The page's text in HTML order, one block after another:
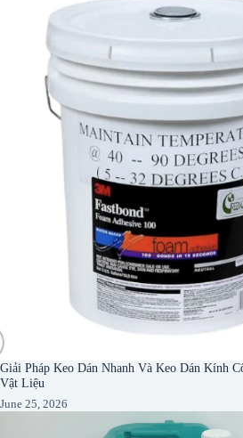
Giải Pháp Keo Dán Nhanh Và Keo Dán Kính
Vật Liệu
June 25, 2026